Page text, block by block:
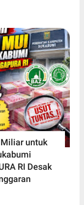
Miliar untuk
RI Desak